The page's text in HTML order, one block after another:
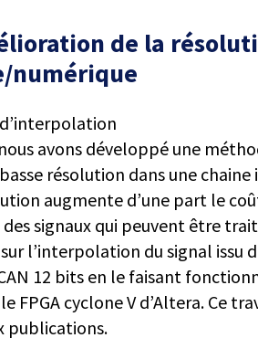
de la
numérique
avons développé une
résolution dans une
augmente d’une part le
signaux qui peuvent être
l’interpolation du signal issu
12 bits en le faisant
FPGA cyclone V d’Altera. Ce
publications.